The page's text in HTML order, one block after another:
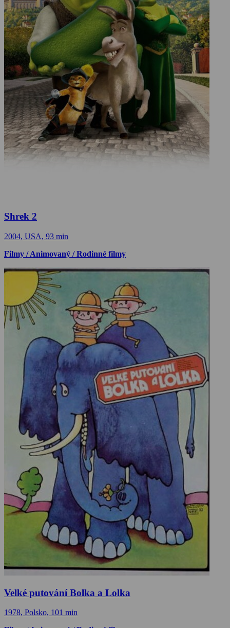
Shrek 2
2004, USA, 93 min
Filmy / Animovaný / Rodinné filmy
Velké putování Bolka a Lolka
1978, Polsko, 101 min